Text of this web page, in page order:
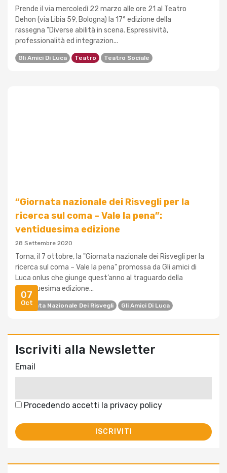
Prende il via mercoledì 22 marzo alle ore 21 al Teatro
Dehon (via Libia 59, Bologna) la 17° edizione della
rassegna "Diverse abilità in scena. Espressività,
professionalità ed integrazion...
Gli Amici Di Luca Teatro Teatro Sociale
07
Oct
“Giornata nazionale dei Risvegli per la
ricerca sul coma – Vale la pena”:
ventiduesima edizione
28 Settembre 2020
Torna, il 7 ottobre, la "Giornata nazionale dei Risvegli per la
ricerca sul coma – Vale la pena" promossa da Gli amici di
Luca onlus che giunge quest’anno al traguardo della
ventiduesima edizione...
Giornata Nazionale Dei Risvegli Gli Amici Di Luca
Iscriviti alla Newsletter
Email
Procedendo accetti la privacy policy